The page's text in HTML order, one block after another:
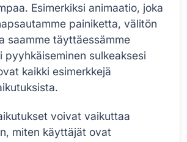
Esimerkiksi animaatio, joka
painiketta, välitön
saamme täyttäessämme
pyyhkäiseminen sulkeaksesi
kaikki esimerkkejä
voivat vaikuttaa
miten käyttäjät ovat